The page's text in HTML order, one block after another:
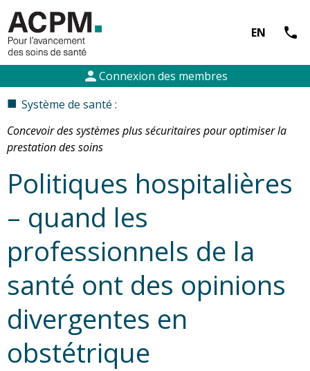
EN call
personConnexion des membres
■ Système de santé :
Concevoir des systèmes plus sécuritaires pour optimiser la
prestation des soins
Politiques hospitalières
– quand les
professionnels de la
santé ont des opinions
divergentes en
obstétrique